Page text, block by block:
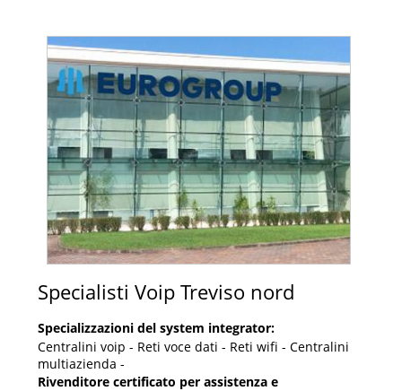
Specialisti Voip Treviso nord
Specializzazioni del system integrator:
Centralini voip - Reti voce dati - Reti wifi - Centralini
multiazienda -
Rivenditore certificato per assistenza e